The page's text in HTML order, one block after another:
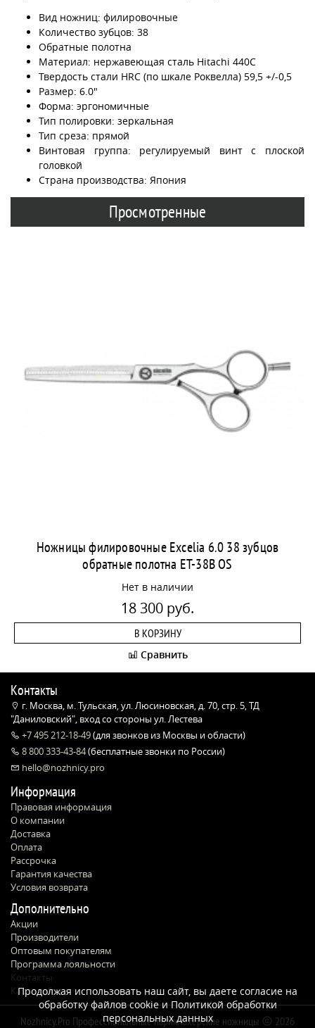
Вид ножниц: филировочные
Количество зубцов: 38
Обратные полотна
Материал: нержавеющая сталь Hitachi 440C
Твердость стали HRC (по шкале Роквелла) 59,5 +/-0,5
Размер: 6.0"
Форма: эргономичные
Тип полировки: зеркальная
Тип среза: прямой
Винтовая группа: регулируемый винт с плоской
головкой
Страна производства: Япония
Просмотренные
Ножницы филировочные Excelia 6.0 38 зубцов
обратные полотна ET-38B OS
Нет в наличии
18 300 руб.
В КОРЗИНУ
Сравнить
Контакты
г. Москва, м. Тульская, ул. Люсиновская, д. 70, стр. 5, ТД
"Даниловский", вход со стороны ул. Лестева
+7 495 212-18-49(для звонков из Москвы и области)
8 800 333-43-84(бесплатные звонки по России)
hello@nozhnicy.pro
Информация
Правовая информация
О компании
Доставка
Оплата
Рассрочка
Гарантия качества
Условия возврата
Дополнительно
Акции
Производители
Оптовым покупателям
Программа лояльности
Контакты
Карта сайта
Nozhnicy.Pro Профессиональные парикмахерские ножницы 2026
Продолжая использовать наш сайт, вы даете согласие на
обработку файлов cookie иПолитикой обработки
персональных данных